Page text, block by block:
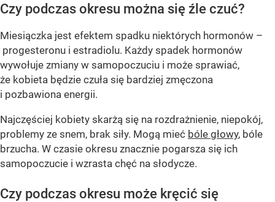
Czy podczas okresu można się źle czuć?
Miesiączka jest efektem spadku niektórych hormonów –
progesteronu i estradiolu. Każdy spadek hormonów
wywołuje zmiany w samopoczuciu i może sprawiać,
że kobieta będzie czuła się bardziej zmęczona
i pozbawiona energii.
Najczęściej kobiety skarżą się na rozdrażnienie, niepokój,
problemy ze snem, brak siły. Mogą mieć bóle głowy, bóle
brzucha. W czasie okresu znacznie pogarsza się ich
samopoczucie i wzrasta chęć na słodycze.
Czy podczas okresu może kręcić się